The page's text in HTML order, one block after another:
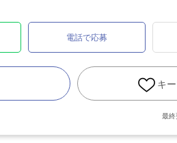
電話で応募
キ
最終